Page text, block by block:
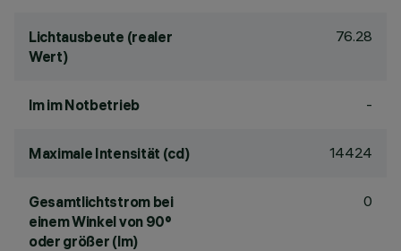
Lichtausbeute (realer
Wert)
76.28
lm im Notbetrieb -
Maximale Intensität (cd) 14424
Gesamtlichtstrom bei
einem Winkel von 90°
oder größer (lm)
0